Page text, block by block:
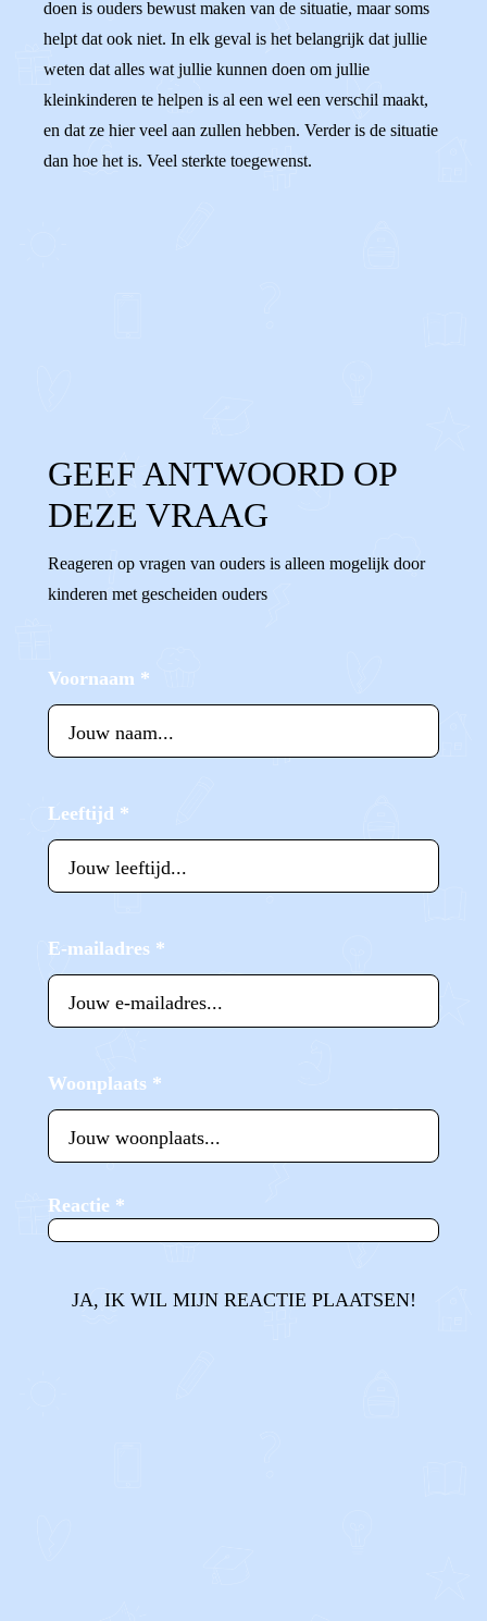
doen is ouders bewust maken van de situatie, maar soms
helpt dat ook niet. In elk geval is het belangrijk dat jullie
weten dat alles wat jullie kunnen doen om jullie
kleinkinderen te helpen is al een wel een verschil maakt,
en dat ze hier veel aan zullen hebben. Verder is de situatie
dan hoe het is. Veel sterkte toegewenst.
GEEF ANTWOORD OP
DEZE VRAAG
Reageren op vragen van ouders is alleen mogelijk door
kinderen met gescheiden ouders
Voornaam *
Leeftijd *
E-mailadres *
Woonplaats *
Reactie *
JA, IK WIL MIJN REACTIE PLAATSEN!